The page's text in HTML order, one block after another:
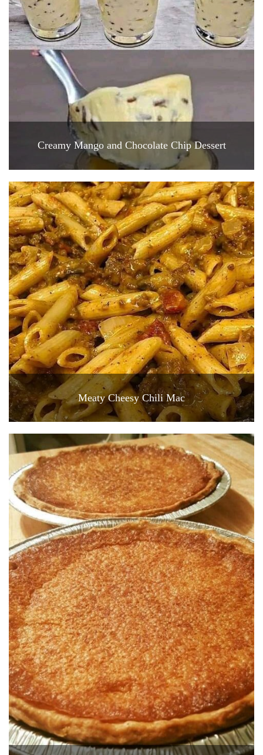
Creamy Mango and Chocolate Chip Dessert
Meaty Cheesy Chili Mac